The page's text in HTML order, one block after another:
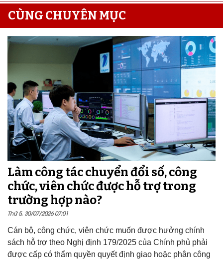
CÙNG CHUYÊN MỤC
Làm công tác chuyển đổi số, công
chức, viên chức được hỗ trợ trong
trường hợp nào?
Thứ 5, 30/07/2026 07:01
Cán bộ, công chức, viên chức muốn được hưởng chính
sách hỗ trợ theo Nghị định 179/2025 của Chính phủ phải
được cấp có thẩm quyền quyết định giao hoặc phân công